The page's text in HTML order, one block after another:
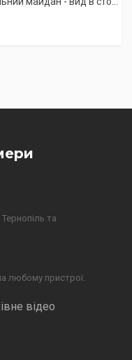
та
любому пристрої.
відео